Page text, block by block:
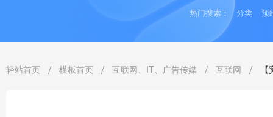
热门搜索： 分类 预
轻站首页 / 模板首页 / 互联网、IT、广告传媒 / 互联网 /